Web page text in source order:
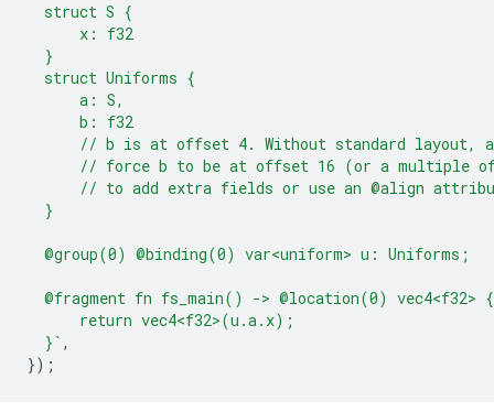
  struct S {
      x: f32
  }
  struct Uniforms {
      a: S,
      b: f32
// b is at offset 4. Without standard layout,
// force b to be at offset 16 (or a multiple
// to add extra fields or use an @align
  }
  @group(0) @binding(0) var<uniform> u: Uniforms;
  @fragment fn fs_main() -> @location(0) vec4<f32> {
      return vec4<f32>(u.a.x);
  }`
,
});